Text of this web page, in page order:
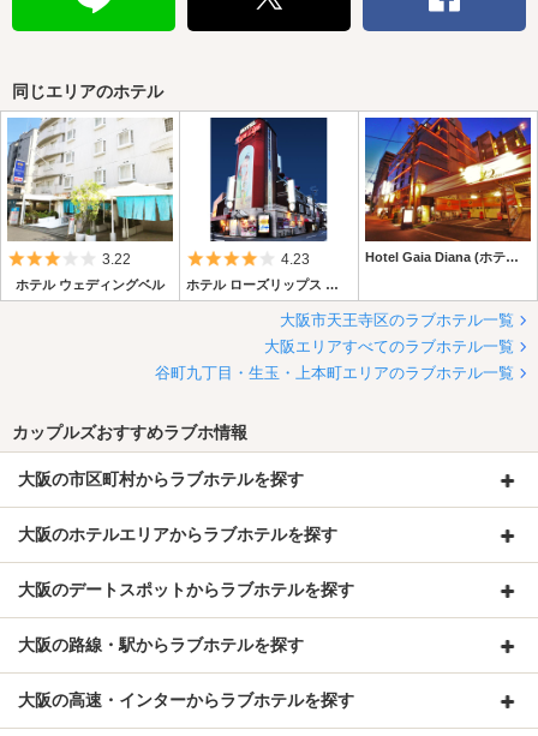
同じエリアのホテル
5つ星のうち3
3.22
ホテル ウェディングベル
5つ星のうち4
4.23
ホテル ローズリップス 鶴橋店
Hotel Gaia Diana (ホテル ガイア ディアーナ)
大阪市天王寺区のラブホテル一覧
大阪エリアすべてのラブホテル一覧
谷町九丁目・生玉・上本町エリアのラブホテル一覧
カップルズおすすめラブホ情報
大阪の市区町村からラブホテルを探す
大阪のホテルエリアからラブホテルを探す
大阪のデートスポットからラブホテルを探す
大阪の路線・駅からラブホテルを探す
大阪の高速・インターからラブホテルを探す